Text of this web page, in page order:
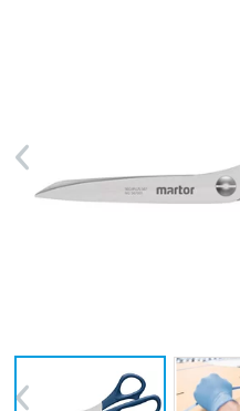
Previous
Previous